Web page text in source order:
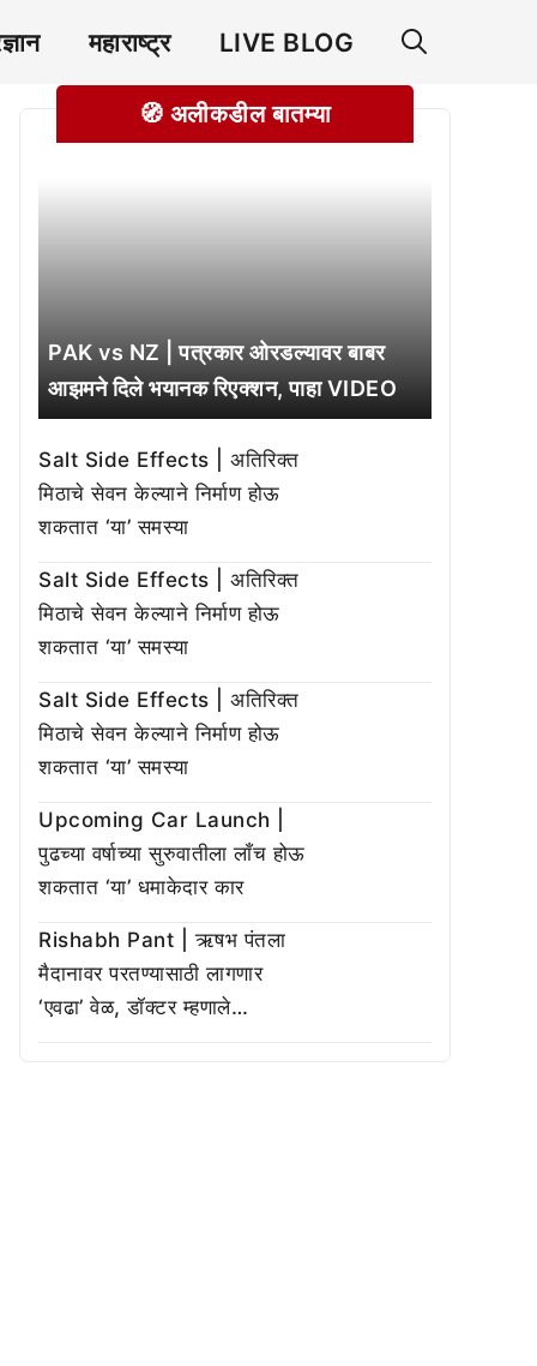
महाराष्ट्र LIVE BLOG
🧭 अलीकडील बातम्या
PAK vs NZ | पत्रकार ओरडल्यावर बाबर
आझमने दिले भयानक रिएक्शन, पाहा VIDEO
Salt Side Effects | अतिरिक्त
मिठाचे सेवन केल्याने निर्माण होऊ
शकतात ‘या’ समस्या
Salt Side Effects | अतिरिक्त
मिठाचे सेवन केल्याने निर्माण होऊ
शकतात ‘या’ समस्या
Salt Side Effects | अतिरिक्त
मिठाचे सेवन केल्याने निर्माण होऊ
शकतात ‘या’ समस्या
Upcoming Car Launch |
पुढच्या वर्षाच्या सुरुवातीला लाँच होऊ
शकतात ‘या’ धमाकेदार कार
Rishabh Pant | ऋषभ पंतला
मैदानावर परतण्यासाठी लागणार
‘एवढा’ वेळ, डॉक्टर म्हणाले…